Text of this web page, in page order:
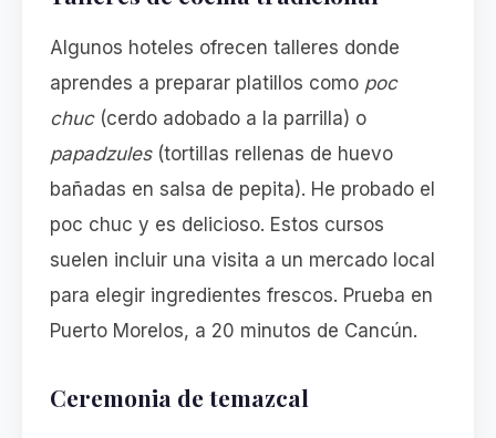
Algunos hoteles ofrecen talleres donde
aprendes a preparar platillos como poc
chuc(cerdo adobado a la parrilla) o
papadzules(tortillas rellenas de huevo
bañadas en salsa de pepita). He probado el
poc chuc y es delicioso. Estos cursos
suelen incluir una visita a un mercado local
para elegir ingredientes frescos. Prueba en
Puerto Morelos, a 20 minutos de Cancún.
Ceremonia de temazcal